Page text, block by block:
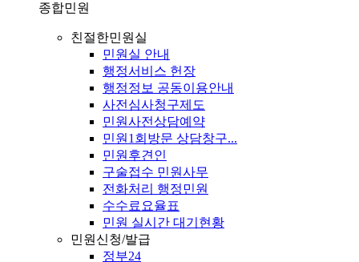
종합민원
친절한민원실
민원실 안내
행정서비스 헌장
행정정보 공동이용안내
사전심사청구제도
민원사전상담예약
민원1회방문 상담창구...
민원후견인
구술접수 민원사무
전화처리 행정민원
수수료요율표
민원 실시간 대기현황
민원신청/발급
정부24